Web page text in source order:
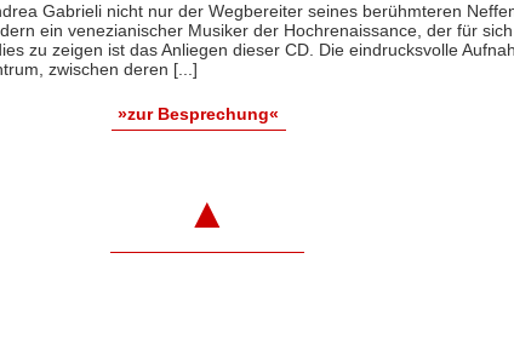
Gabrieli nicht nur der Wegbereiter seines berühmteren
ein venezianischer Musiker der Hochrenaissance, der für
zu zeigen ist das Anliegen dieser CD. Die eindrucksvolle
zwischen deren [...]
»zur Besprechung«
▲